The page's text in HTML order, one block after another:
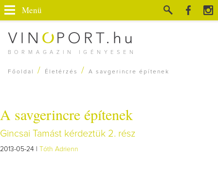
BORMAGAZIN IGÉNYESEN
Menü
Főoldal / Életérzés / A savgerincre építenek
A savgerincre építenek
Gincsai Tamást kérdeztük 2. rész
2013-05-24 | Tóth Adrienn